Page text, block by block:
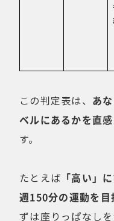
この判定表は、 あ
ベルにあるかを直
す。
たとえば 「高い」
週150分の運動を
ずは座りっぱなし